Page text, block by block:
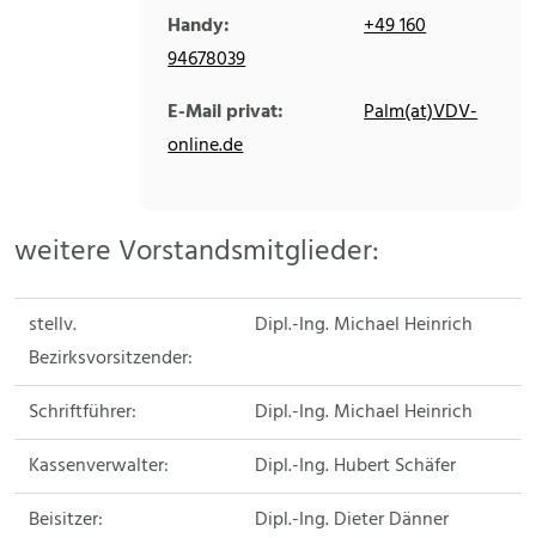
Handy:
+49 160
94678039
E-Mail privat:
Palm(at)VDV-
online.de
weitere Vorstandsmitglieder:
stellv.
Bezirksvorsitzender:
Dipl.-Ing. Michael Heinrich
Schriftführer:
Dipl.-Ing. Michael Heinrich
Kassenverwalter:
Dipl.-Ing. Hubert Schäfer
Beisitzer:
Dipl.-Ing. Dieter Dänner